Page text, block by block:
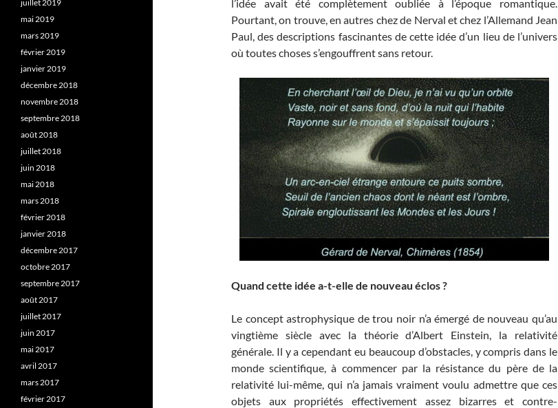
l’idée avait été complètement oubliée à l’époque romantique.
Pourtant, on trouve, en autres chez de Nerval et chez l’Allemand Jean
Paul, des descriptions fascinantes de cette idée d’un lieu de l’univers
où toutes choses s’engouffrent sans retour.
Quand cette idée a-t-elle de nouveau éclos ?
Le concept astrophysique de trou noir n’a émergé de nouveau qu’au
vingtième siècle avec la théorie d’Albert Einstein, la relativité
générale. Il y a cependant eu beaucoup d’obstacles, y compris dans le
monde scientifique, à commencer par la résistance du père de la
relativité lui-même, qui n’a jamais vraiment voulu admettre que ces
objets aux propriétés effectivement assez bizarres et contre-
juillet 2019
mai 2019
mars 2019
février 2019
janvier 2019
décembre 2018
novembre 2018
septembre 2018
août 2018
juillet 2018
juin 2018
mai 2018
mars 2018
février 2018
janvier 2018
décembre 2017
octobre 2017
septembre 2017
août 2017
juillet 2017
juin 2017
mai 2017
avril 2017
mars 2017
février 2017